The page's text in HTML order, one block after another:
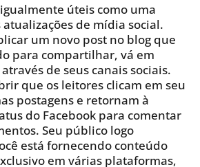
úteis como uma
de mídia social.
um novo post no blog que
para compartilhar, vá em
de seus canais sociais.
que os leitores clicam em seu
postagens e retornam à
do Facebook para comentar
Seu público logo
está fornecendo conteúdo
em várias plataformas,